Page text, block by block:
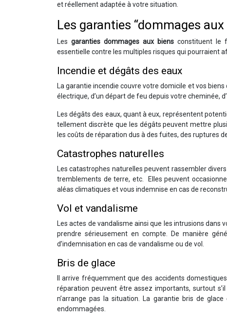
et réellement adaptée à votre situation.
Les garanties “dommages
Lesgaranties dommages aux biens constituent le
essentielle contre les multiples risques qui pourraient
Incendie et dégâts des eaux
La garantie incendie couvre votre domicile et vos biens
électrique, d’un départ de feu depuis votre cheminée,
Les dégâts des eaux, quant à eux, représentent
tellement discrète que les dégâts peuvent mettre
les coûts de réparation dus à des fuites, des ruptures
Catastrophes naturelles
Les catastrophes naturelles peuvent rassembler
tremblements de terre, etc. Elles peuvent
aléas climatiques et vous indemnise en cas de
Vol et vandalisme
Les actes de vandalisme ainsi que les intrusions
prendre sérieusement en compte. De manière
d’indemnisation en cas de vandalisme ou de vol.
Bris de glace
Il arrive fréquemment que des accidents
réparation peuvent être assez importants, surtout
n’arrange pas la situation. La garantie bris de
endommagées.